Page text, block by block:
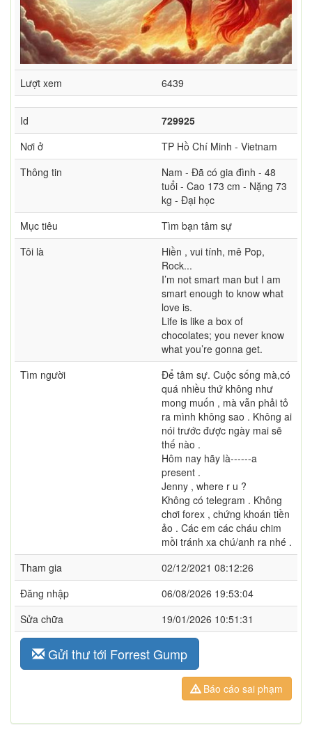
Lượt xem 6439
Id
729925
Nơi ở
TP Hồ Chí Minh - Vietnam
Thông tin
Nam - Đã có gia đình - 48
tuổi - Cao 173 cm - Nặng 73
kg - Đại học
Mục tiêu
Tìm bạn tâm sự
Tôi là
Hiền , vui tính, mê Pop,
Rock...
I’m not smart man but I am
smart enough to know what
love is.
Life is like a box of
chocolates; you never know
what you’re gonna get.
Tìm người
Để tâm sự. Cuộc sống mà,có
quá nhiều thứ không như
mong muốn , mà vẫn phải tỏ
ra mình không sao . Không ai
nói trước được ngày mai sẽ
thế nào .
Hôm nay hãy là------a
present .
Jenny , where r u ?
Không có telegram . Không
chơi forex , chứng khoán tiền
ảo . Các em các cháu chim
mồi tránh xa chú/anh ra nhé .
Tham gia
02/12/2021 08:12:26
Đăng nhập
06/08/2026 19:53:04
Sửa chữa
19/01/2026 10:51:31
Gửi thư tới Forrest Gump
Báo cáo sai phạm